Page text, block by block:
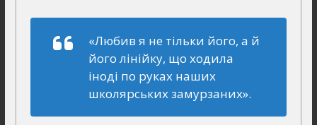
«Любив я не тільки його, а й
його лінійку, що ходила
іноді по руках наших
школярських замурзаних».